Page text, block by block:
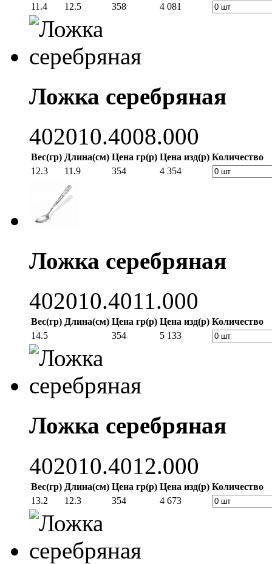
11.4
12.5 358 4 081
Ложка серебряная
402010.4008.000
Вес(гр) Длина(см) Цена гр(р) Цена изд(р) Количество
12.3
11.9 354 4 354
Ложка серебряная
402010.4011.000
Вес(гр) Длина(см) Цена гр(р) Цена изд(р) Количество
14.5
354 5 133
Ложка серебряная
402010.4012.000
Вес(гр) Длина(см) Цена гр(р) Цена изд(р) Количество
13.2
12.3 354 4 673